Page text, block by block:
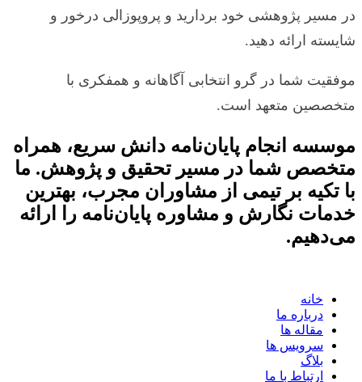
در مسیر پژوهشی خود بردارید و پروپوزالی درخور و
شایسته ارائه دهید.
موفقیت شما در گرو انتخابی آگاهانه و همفکری با
متخصصین متعهد است.
موسسه انجام پایان‌نامه دانش سریع، همراه
متخصص شما در مسیر تحقیق و پژوهش. ما
با تکیه بر تیمی از مشاوران مجرب، بهترین
خدمات نگارش و مشاوره پایان‌نامه را ارائه
می‌دهیم.
خانه
درباره ما
مقاله ها
سرویس ها
بلاگ
ارتباط با ما